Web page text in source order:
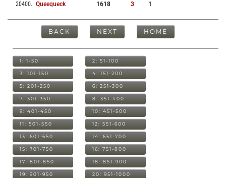
20400. Queequeck 1618 3 1
BACK NEXT HOME
1: 1-50 2: 51-100
3: 101-150 4: 151-200
5: 201-250 6: 251-300
7: 301-350 8: 351-400
9: 401-450 10: 451-500
11: 501-550 12: 551-600
13: 601-650 14: 651-700
15: 701-750 16: 751-800
17: 801-850 18: 851-900
19: 901-950 20: 951-1000